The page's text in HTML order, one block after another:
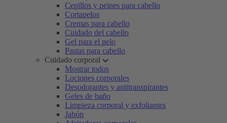
Cepillos y peines para cabello
Cortapelos
Cremas para cabello
Cuidado del cabello
Gel para el pelo
Pastas para cabello
Cuidado corporal
Mostrar todos
Lociones corporales
Desodorantes y antitranspirantes
Geles de baño
Limpieza corporal y exfoliantes
Jabón